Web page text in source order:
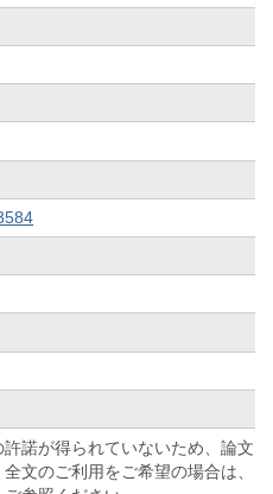
諾が得られていないため、論文
文のご利用をご希望の場合は、